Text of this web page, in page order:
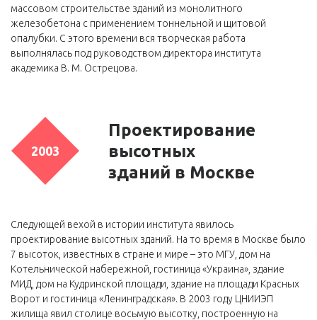
массовом строительстве зданий из монолитного
железобетона с применением тоннельной и щитовой
опалубки. С этого времени вся творческая работа
выполнялась под руководством директора института
академика В. М. Острецова.
2003
Проектирование
высотных
зданий в Москве
Следующей вехой в истории института явилось
проектирование высотных зданий. На то время в Москве было
7 высоток, известных в стране и мире – это МГУ, дом на
Котельнической набережной, гостиница «Украина», здание
МИД, дом на Кудринской площади, здание на площади Красных
Ворот и гостиница «Ленинградская». В 2003 году ЦНИИЭП
жилища явил столице восьмую высотку, построенную на